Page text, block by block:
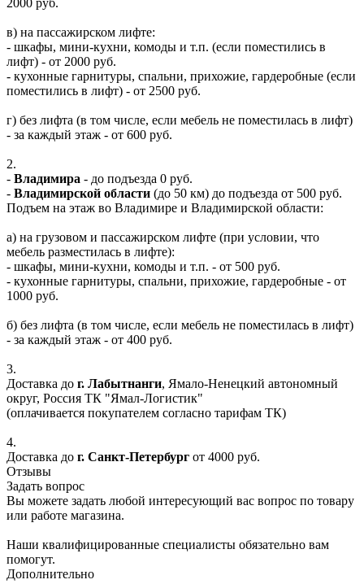
2000 руб.
в) на пассажирском лифте:
- шкафы, мини-кухни, комоды и т.п. (если поместились в
лифт) - от 2000 руб.
- кухонные гарнитуры, спальни, прихожие, гардеробные (если
поместились в лифт) - от 2500 руб.
г) без лифта (в том числе, если мебель не поместилась в лифт)
- за каждый этаж - от 600 руб.
2.
- Владимира - до подъезда 0 руб.
- Владимирской области (до 50 км) до подъезда от 500 руб.
Подъем на этаж во Владимире и Владимирской области:
а) на грузовом и пассажирском лифте (при условии, что
мебель разместилась в лифте):
- шкафы, мини-кухни, комоды и т.п. - от 500 руб.
- кухонные гарнитуры, спальни, прихожие, гардеробные - от
1000 руб.
б) без лифта (в том числе, если мебель не поместилась в лифт)
- за каждый этаж - от 400 руб.
3.
Доставка до г. Лабытнанги, Ямало-Ненецкий автономный
округ, Россия ТК "Ямал-Логистик"
(оплачивается покупателем согласно тарифам ТК)
4.
Доставка до г. Санкт-Петербург от 4000 руб.
Отзывы
Задать вопрос
Вы можете задать любой интересующий вас вопрос по товару
или работе магазина.
Наши квалифицированные специалисты обязательно вам
помогут.
Дополнительно